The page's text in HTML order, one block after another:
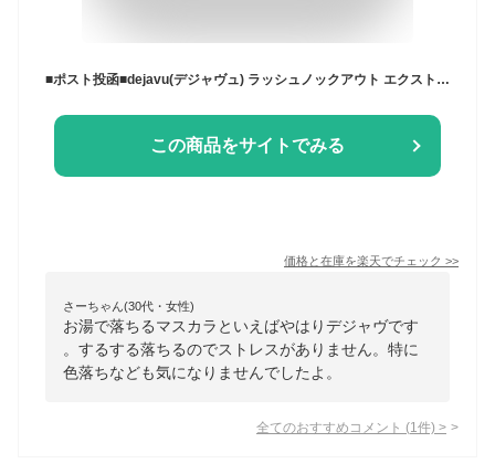
■ポスト投函■dejavu(デジャヴュ) ラッシュノックアウト エクストラボリュームE モカブラウン
この商品をサイトでみる
価格と在庫を楽天でチェック >>
さーちゃん(30代・女性)
お湯で落ちるマスカラといえばやはりデジャヴです
。するする落ちるのでストレスがありません。特に
色落ちなども気になりませんでしたよ。
全てのおすすめコメント (1 件) >